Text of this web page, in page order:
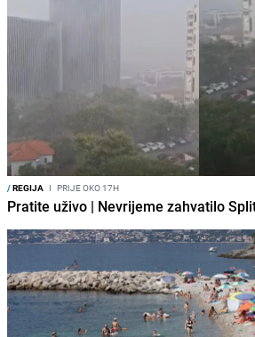
/REGIJA I PRIJE OKO 17H
Pratite uživo | Nevrijeme zahvatilo